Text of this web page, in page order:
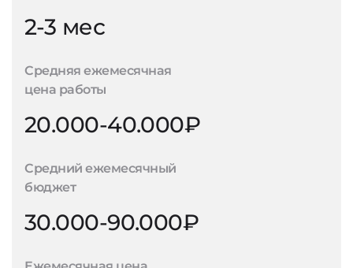
2-3 мес
Средняя ежемесячная
цена работы
20.000-40.000₽
Средний ежемесячный
бюджет
30.000-90.000₽